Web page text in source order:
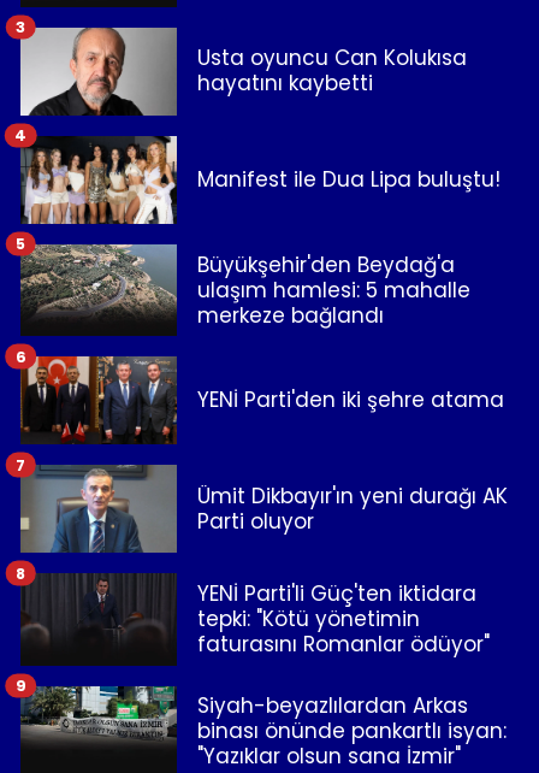
Usta oyuncu Can Kolukısa
hayatını kaybetti
3
Manifest ile Dua Lipa buluştu!
4
Büyükşehir'den Beydağ'a
ulaşım hamlesi: 5 mahalle
merkeze bağlandı
5
YENİ Parti'den iki şehre atama
6
Ümit Dikbayır'ın yeni durağı AK
Parti oluyor
7
YENİ Parti'li Güç'ten iktidara
tepki: "Kötü yönetimin
faturasını Romanlar ödüyor"
8
Siyah-beyazlılardan Arkas
binası önünde pankartlı isyan:
"Yazıklar olsun sana İzmir"
9